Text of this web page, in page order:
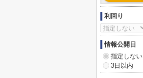
利回り
情報公開日
指定しない
3日以内